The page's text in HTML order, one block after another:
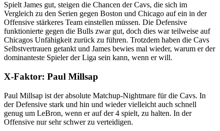
Spielt James gut, steigen die Chancen der Cavs, die sich im
Vergleich zu den Serien gegen Boston und Chicago auf ein in der
Offensive stärkeres Team einstellen müssen. Die Defensive
funktionierte gegen die Bulls zwar gut, doch dies war teilweise auf
Chicagos Unfähigkeit zurück zu führen. Trotzdem haben die Cavs
Selbstvertrauen getankt und James bewies mal wieder, warum er der
dominanteste Spieler der Liga sein kann, wenn er will.
X-Faktor: Paul Millsap
Paul Millsap ist der absolute Matchup-Nightmare für die Cavs. In
der Defensive stark und hin und wieder vielleicht auch schnell
genug um LeBron, wenn er auf der 4 spielt, zu halten. In der
Offensive nur sehr schwer zu verteidigen.